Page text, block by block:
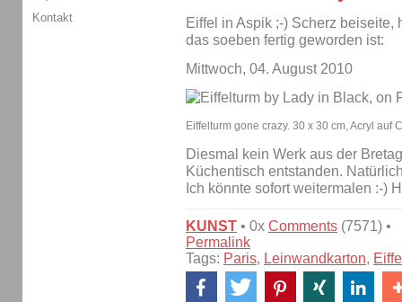
Eiffel in Aspik ;-) Scherz
das soeben fertig geworden ist:
Mittwoch, 04. August 2010
Eiffelturm gone crazy. 30 x 30 cm, Acryl auf
Diesmal kein Werk aus der
Küchentisch entstanden.
Ich könnte sofort weitermalen :-)
KUNST • 0x Comments (7571) •
Permalink
Tags: Paris, Leinwandkarton,
Kontakt